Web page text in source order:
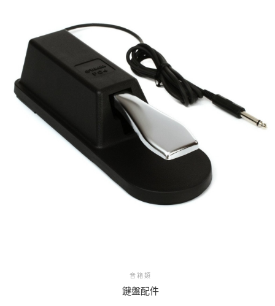
音箱類
鍵盤配件